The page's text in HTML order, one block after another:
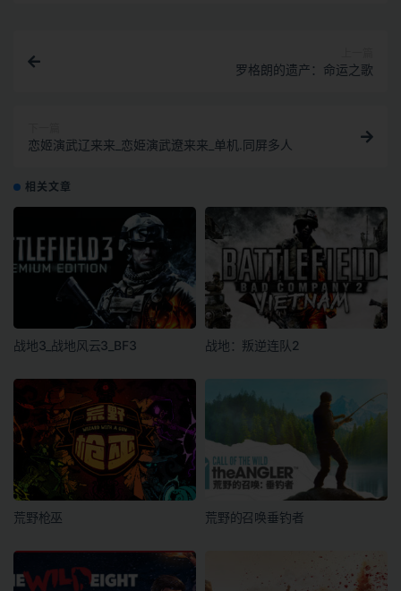
罗格朗的遗产：命运之歌
恋姬演武辽来来_恋姫演武遼来来_单机.同屏多人
相关文章
战地3_战地风云3_BF3 战地：叛逆连队2
荒野枪巫 荒野的召唤垂钓者